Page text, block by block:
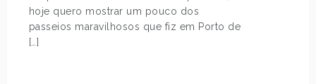
hoje quero mostrar um pouco dos
passeios maravilhosos que fiz em Porto de
[…]